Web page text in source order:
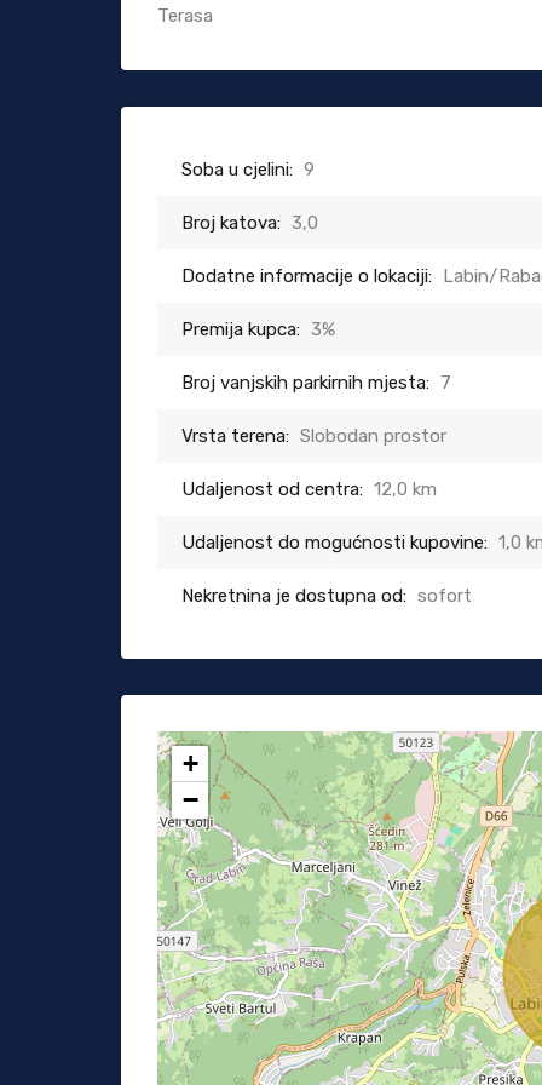
Terasa
Soba u cjelini: 9
Broj katova: 3,0
Dodatne informacije o lokaciji: Labin/
Premija kupca: 3%
Broj vanjskih parkirnih mjesta: 7
Vrsta terena: Slobodan prostor
Udaljenost od centra: 12,0 km
Udaljenost do mogućnosti kupovine: 1,0
Nekretnina je dostupna od: sofort
+
−